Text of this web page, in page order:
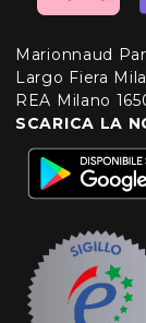
Marionnaud
Largo Fiera
REA Milano
SCARICA LA